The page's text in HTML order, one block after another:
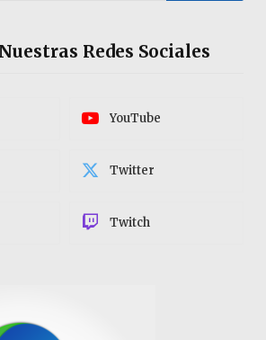
Redes Sociales
YouTube
Twitter
Twitch